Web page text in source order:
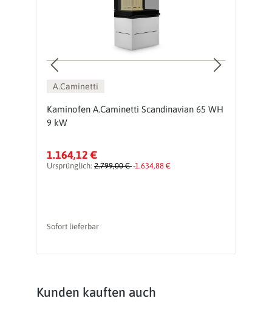
A.Caminetti
Kaminofen A.Caminetti Scandinavian 65 WH
9 kW
1.164,12 €
Ursprünglich: 2.799,00 €-1.634,88 €
Sofort lieferbar
Produktgalerie überspringen
Kunden kauften auch